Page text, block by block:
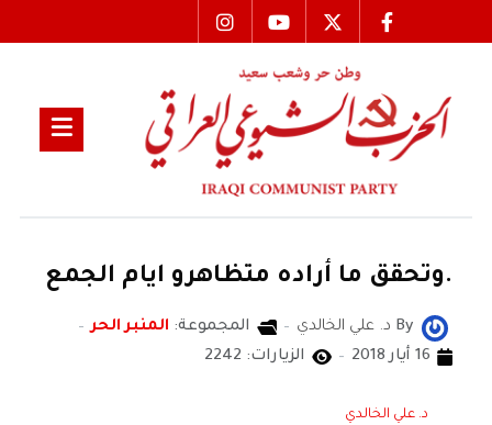
.وتحقق ما أراده متظاهرو ايام الجمع
By د. علي الخالدي المجموعة: المنبر الحر
16 أيار 2018
الزيارات: 2242
د. علي الخالدي